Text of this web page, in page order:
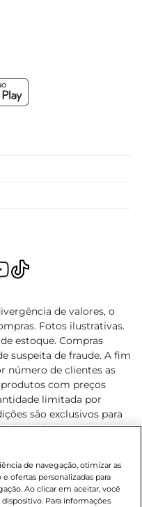
de valores, o
Fotos ilustrativas.
estoque. Compras
suspeita de fraude. A fim
número de clientes as
com preços
limitada por
são exclusivos para
dia de hoje, podendo
Proibida a venda
da Criança e do
exclusivos para o
alterações sem aviso
de navegação, otimizar as
ofertas personalizadas para
Ao clicar em aceitar, você
Para informações